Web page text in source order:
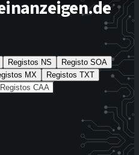
Registos NS
Registo SOA
MX
Registos TXT
Registos CAA